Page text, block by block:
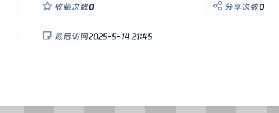
收藏次数0 分享次数0
最后访问2025-5-14 21:45